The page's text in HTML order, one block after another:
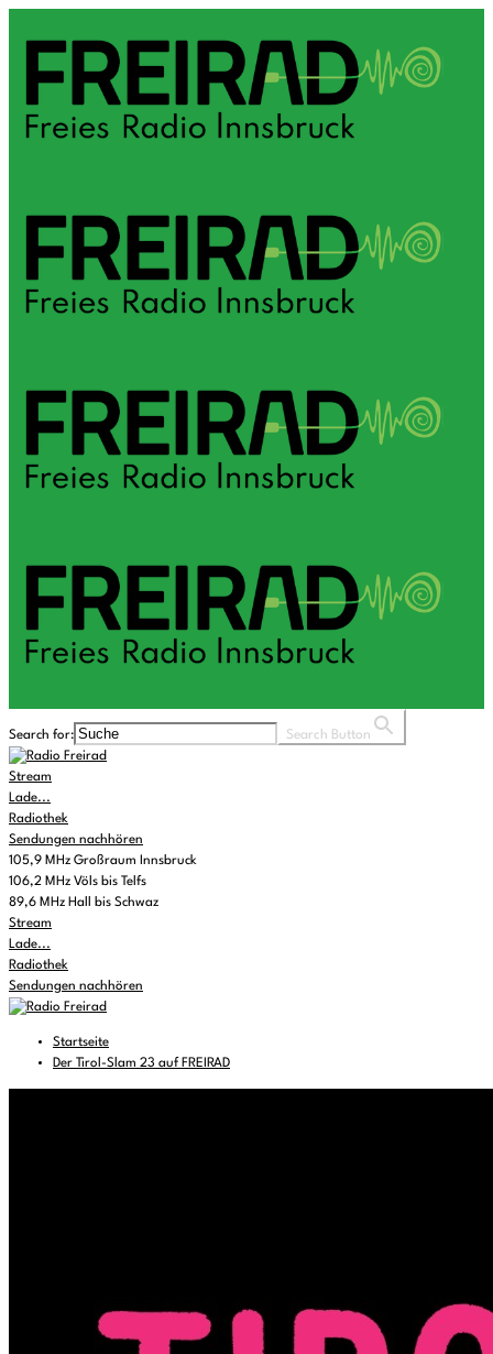
Search for: Search Button
Stream
Lade...
Radiothek
Sendungen nachhören
105,9 MHz Großraum Innsbruck
106,2 MHz Völs bis Telfs
89,6 MHz Hall bis Schwaz
Stream
Lade...
Radiothek
Sendungen nachhören
Startseite
Der Tirol-Slam 23 auf FREIRAD